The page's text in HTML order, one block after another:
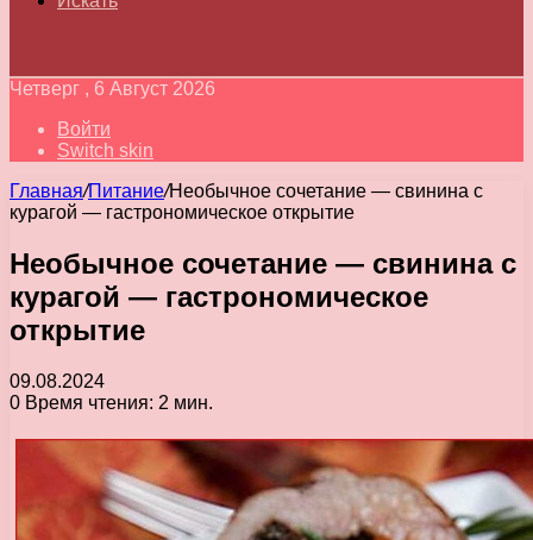
Четверг , 6 Август 2026
Войти
Switch skin
Главная/Питание/Необычное сочетание — свинина с
курагой — гастрономическое открытие
Необычное сочетание — свинина с
курагой — гастрономическое
открытие
09.08.2024
0 Время чтения: 2 мин.